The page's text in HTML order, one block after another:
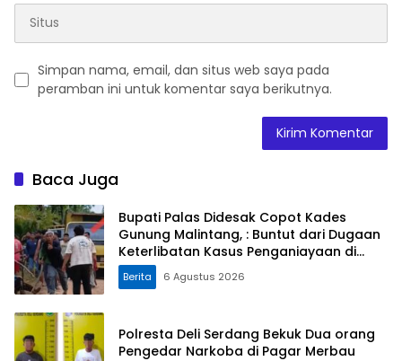
Simpan nama, email, dan situs web saya pada
peramban ini untuk komentar saya berikutnya.
Baca Juga
Bupati Palas Didesak Copot Kades
Gunung Malintang, : Buntut dari Dugaan
Keterlibatan Kasus Penganiayaan di
Dusun Balaka
Berita 6 Agustus 2026
Polresta Deli Serdang Bekuk Dua orang
Pengedar Narkoba di Pagar Merbau